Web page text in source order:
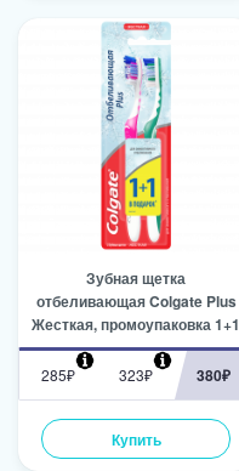
Зубная щетка
отбеливающая Colgate Plus
Жесткая, промоупаковка 1+1
285₽ 323₽ 380₽
Купить